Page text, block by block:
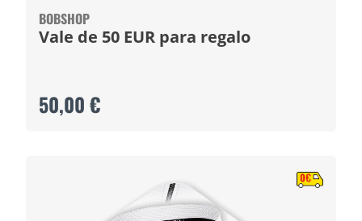
BOBSHOP
Vale de 50 EUR para regalo
50,00 €